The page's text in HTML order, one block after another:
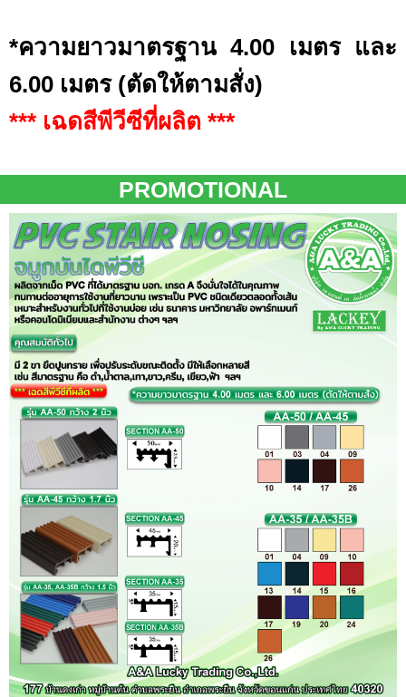
*ความยาวมาตรฐาน 4.00 เมตร และ
6.00 เมตร (ตัดให้ตามสั่ง)
*** เฉดสีพีวีซีที่ผลิต ***
PROMOTIONAL